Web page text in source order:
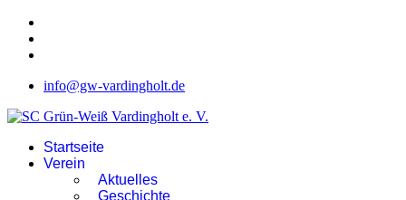
info@gw-vardingholt.de
Startseite
Verein
Aktuelles
Geschichte